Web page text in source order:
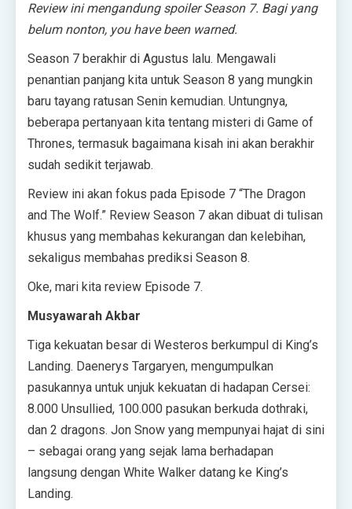
Review ini mengandung spoiler Season 7. Bagi yang
belum nonton, you have been warned.
Season 7 berakhir di Agustus lalu. Mengawali
penantian panjang kita untuk Season 8 yang mungkin
baru tayang ratusan Senin kemudian. Untungnya,
beberapa pertanyaan kita tentang misteri di Game of
Thrones, termasuk bagaimana kisah ini akan berakhir
sudah sedikit terjawab.
Review ini akan fokus pada Episode 7 “The Dragon
and The Wolf.” Review Season 7 akan dibuat di tulisan
khusus yang membahas kekurangan dan kelebihan,
sekaligus membahas prediksi Season 8.
Oke, mari kita review Episode 7.
Musyawarah Akbar
Tiga kekuatan besar di Westeros berkumpul di King’s
Landing. Daenerys Targaryen, mengumpulkan
pasukannya untuk unjuk kekuatan di hadapan Cersei:
8.000 Unsullied, 100.000 pasukan berkuda dothraki,
dan 2 dragons. Jon Snow yang mempunyai hajat di sini
– sebagai orang yang sejak lama berhadapan
langsung dengan White Walker datang ke King’s
Landing.